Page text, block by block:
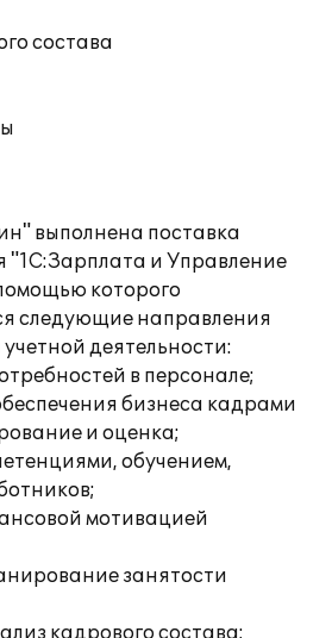
состава
выполнена поставка
"1С:Зарплата и Управление
которого
следующие направления
деятельности:
в персонале;
бизнеса кадрами
и оценка;
обучением,
мотивацией
занятости
кадрового состава;